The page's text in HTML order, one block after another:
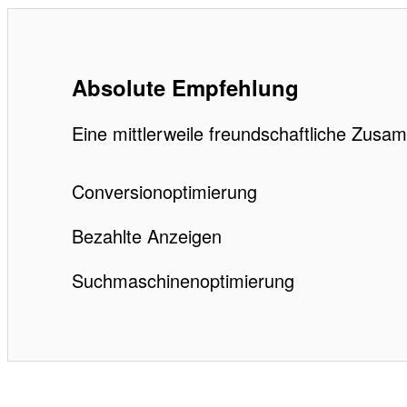
Absolute Empfehlung
Eine mittlerweile freundschaftliche
Conversionoptimierung
Bezahlte Anzeigen
Suchmaschinenoptimierung